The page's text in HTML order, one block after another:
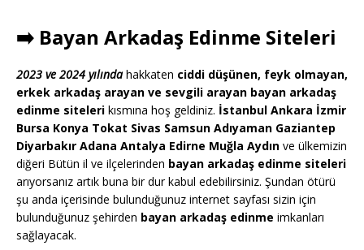
➡️ Bayan Arkadaş Edinme Siteleri
2023 ve 2024 yılındahakkaten ciddi düşünen, feyk olmayan,
erkek arkadaş arayan ve sevgili arayan bayan arkadaş
edinme siteleri kısmına hoş geldiniz. İstanbul Ankara İzmir
Bursa Konya Tokat Sivas Samsun Adıyaman Gaziantep
Diyarbakır Adana Antalya Edirne Muğla Aydın ve ülkemizin
diğeri Bütün il ve ilçelerinden bayan arkadaş edinme siteleri
arıyorsanız artık buna bir dur kabul edebilirsiniz. Şundan ötürü
şu anda içerisinde bulunduğunuz internet sayfası sizin için
bulunduğunuz şehirden bayan arkadaş edinme imkanları
sağlayacak.